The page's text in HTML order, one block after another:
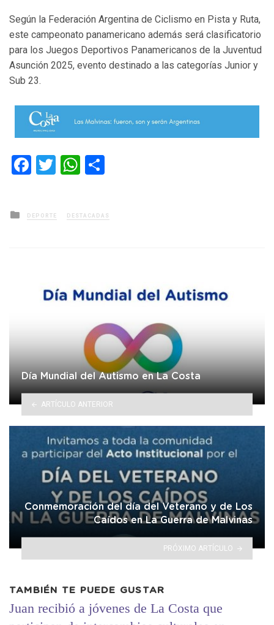
Según la Federación Argentina de Ciclismo en Pista y Ruta,
este campeonato panamericano además será clasificatorio
para los Juegos Deportivos Panamericanos de la Juventud
Asunción 2025, evento destinado a las categorías Junior y
Sub 23.
Facebook
TwitterWhatsApp
Posted
in
DEPORTE DESTACADAS
Día Mundial del Autismo en La Costa
ARTÍCULO ANTERIOR
Conmemoración del día del Veterano y de Los
Caídos en La Guerra de Malvinas
PRÓXIMO ARTÍCULO
TAMBIÉN TE PUEDE GUSTAR
Juan recibió a jóvenes de La Costa que